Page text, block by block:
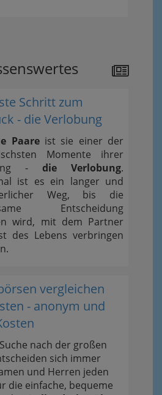
Schritt zum
- die Verlobung
Paareist sie einer der
Momente ihrer
- die Verlobung.
ist es ein langer und
Weg, bis die
Entscheidung
wird, mit dem Partner
des Lebens verbringen
vergleichen
- anonym und
nach der großen
sich immer
und Herren jeden
die einfache, bequeme